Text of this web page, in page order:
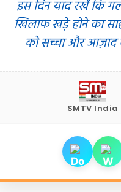
बिना मान्यता
पर गिरेगी गाज! DEO
इस दिन याद रखें कि
खिलाफ खड़े होने का
को सच्चा और आज़ाद
SMTV India